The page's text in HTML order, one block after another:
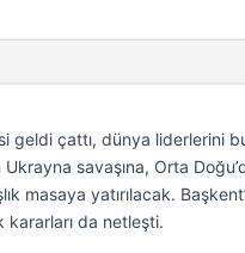
geldi çattı, dünya liderlerini
savaşına, Orta
masaya yatırılacak.
kararları da netleşti.